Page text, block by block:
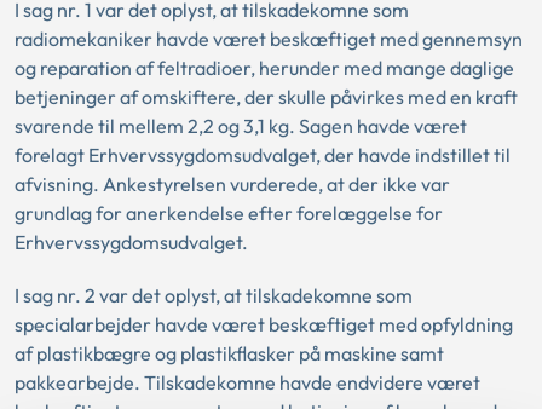
I sag nr. 1 var det oplyst, at tilskadekomne som
radiomekaniker havde været beskæftiget med gennemsyn
og reparation af feltradioer, herunder med mange daglige
betjeninger af omskiftere, der skulle påvirkes med en kraft
svarende til mellem 2,2 og 3,1 kg. Sagen havde været
forelagt Erhvervssygdomsudvalget, der havde indstillet til
afvisning. Ankestyrelsen vurderede, at der ikke var
grundlag for anerkendelse efter forelæggelse for
Erhvervssygdomsudvalget.
I sag nr. 2 var det oplyst, at tilskadekomne som
specialarbejder havde været beskæftiget med opfyldning
af plastikbægre og plastikflasker på maskine samt
pakkearbejde. Tilskadekomne havde endvidere været